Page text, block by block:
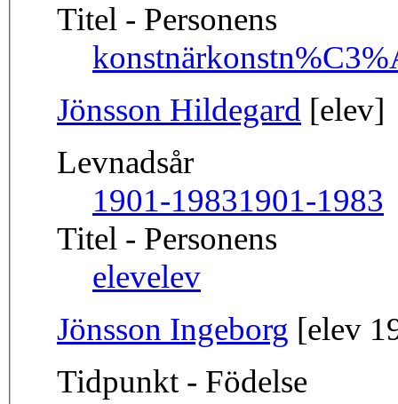
Titel - Personens
konstnär
Jönsson Hildegard [elev]
Levnadsår
1901-19831901-1983
Titel - Personens
elevelev
Jönsson Ingeborg [elev
Tidpunkt - Födelse